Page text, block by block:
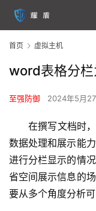
首页 虚拟主机
word表格分栏
至强防御 2024年5月
在撰写文档时
数据处理和展示能
进行分栏显示的情
省空间展示信息的
要从多个角度分析